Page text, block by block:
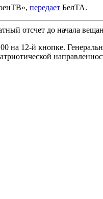
передает БелТА.
на 12-й кнопке.